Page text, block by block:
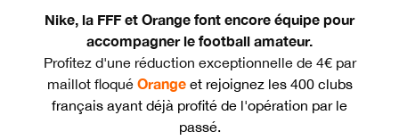
Nike, la FFF et Orange font encore équipe pour
accompagner le football amateur.
Profitez d'une réduction exceptionnelle de 4€ par
maillot floqué Orangeet rejoignez les 400 clubs
français ayant déjà profité de l'opération par le
passé.